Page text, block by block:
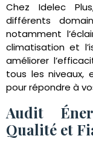
Chez Idelec
différents
notamment
climatisation et
améliorer
tous les niveaux,
pour répondre à
Audit
Qualité et